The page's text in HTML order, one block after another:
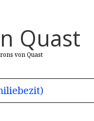
Quast
von Quast